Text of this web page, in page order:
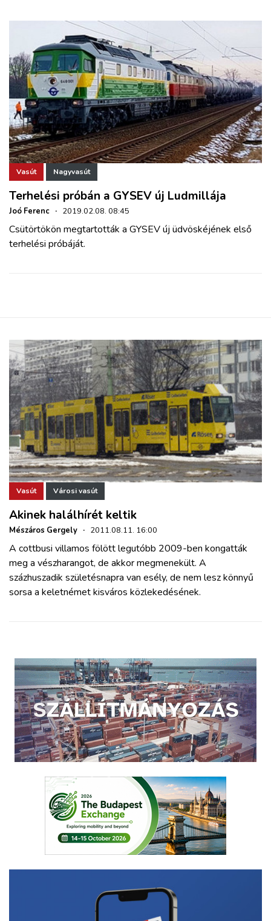
Vasút Nagyvasút
Terhelési próbán a GYSEV új Ludmillája
Joó Ferenc · 2019.02.08. 08:45
Csütörtökön megtartották a GYSEV új üdvöskéjének első
terhelési próbáját.
Vasút Városi vasút
Akinek halálhírét keltik
Mészáros Gergely · 2011.08.11. 16:00
A cottbusi villamos fölött legutóbb 2009-ben kongatták
meg a vészharangot, de akkor megmenekült. A
százhuszadik születésnapra van esély, de nem lesz könnyű
sorsa a keletnémet kisváros közlekedésének.